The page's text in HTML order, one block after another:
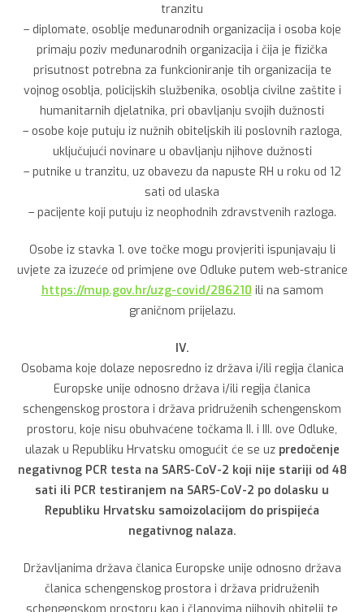
tranzitu
– diplomate, osoblje međunarodnih organizacija i osoba koje
primaju poziv međunarodnih organizacija i čija je fizička
prisutnost potrebna za funkcioniranje tih organizacija te
vojnog osoblja, policijskih službenika, osoblja civilne zaštite i
humanitarnih djelatnika, pri obavljanju svojih dužnosti
– osobe koje putuju iz nužnih obiteljskih ili poslovnih razloga,
uključujući novinare u obavljanju njihove dužnosti
– putnike u tranzitu, uz obavezu da napuste RH u roku od 12
sati od ulaska
– pacijente koji putuju iz neophodnih zdravstvenih razloga.
Osobe iz stavka 1. ove točke mogu provjeriti ispunjavaju li
uvjete za izuzeće od primjene ove Odluke putem web-stranice
https://mup.gov.hr/uzg-covid/286210 ili na samom
graničnom prijelazu.
IV.
Osobama koje dolaze neposredno iz država i/ili regija članica
Europske unije odnosno država i/ili regija članica
schengenskog prostora i država pridruženih schengenskom
prostoru, koje nisu obuhvaćene točkama II. i III. ove Odluke,
ulazak u Republiku Hrvatsku omogućit će se uz predočenje
negativnog PCR testa na SARS-CoV-2 koji nije stariji od 48
sati ili PCR testiranjem na SARS-CoV-2 po dolasku u
Republiku Hrvatsku samoizolacijom do prispijeća
negativnog nalaza.
Državljanima država članica Europske unije odnosno država
članica schengenskog prostora i država pridruženih